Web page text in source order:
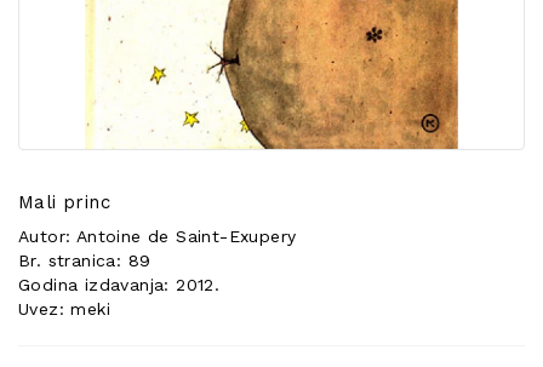
Mali princ
Autor: Antoine de Saint-Exupery
Br. stranica: 89
Godina izdavanja: 2012.
Uvez: meki